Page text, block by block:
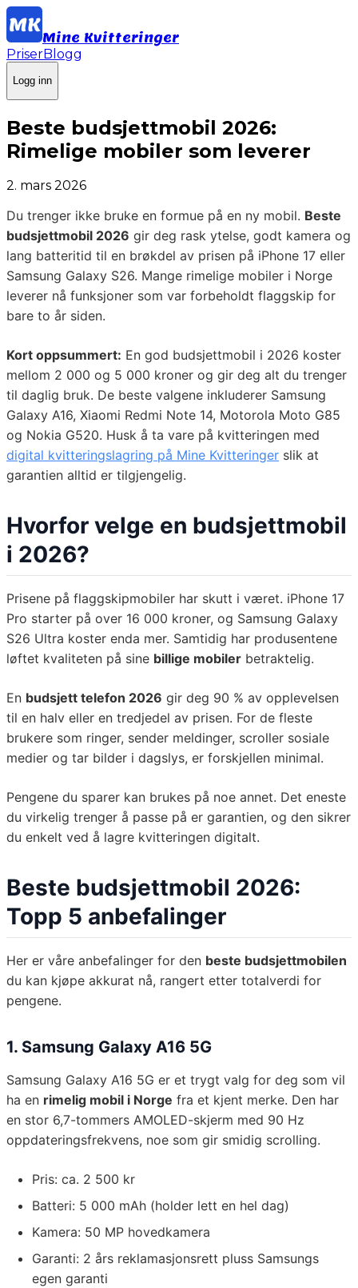
Mine Kvitteringer
PriserBlogg
Logg inn
Beste budsjettmobil 2026:
Rimelige mobiler som leverer
2. mars 2026
Du trenger ikke bruke en formue på en ny mobil. Beste
budsjettmobil 2026 gir deg rask ytelse, godt kamera og
lang batteritid til en brøkdel av prisen på iPhone 17 eller
Samsung Galaxy S26. Mange rimelige mobiler i Norge
leverer nå funksjoner som var forbeholdt flaggskip for
bare to år siden.
Kort oppsummert: En god budsjettmobil i 2026 koster
mellom 2 000 og 5 000 kroner og gir deg alt du trenger
til daglig bruk. De beste valgene inkluderer Samsung
Galaxy A16, Xiaomi Redmi Note 14, Motorola Moto G85
og Nokia G520. Husk å ta vare på kvitteringen med
digital kvitteringslagring på Mine Kvitteringer slik at
garantien alltid er tilgjengelig.
Hvorfor velge en budsjettmobil
i 2026?
Prisene på flaggskipmobiler har skutt i været. iPhone 17
Pro starter på over 16 000 kroner, og Samsung Galaxy
S26 Ultra koster enda mer. Samtidig har produsentene
løftet kvaliteten på sine billige mobiler betraktelig.
En budsjett telefon 2026 gir deg 90 % av opplevelsen
til en halv eller en tredjedel av prisen. For de fleste
brukere som ringer, sender meldinger, scroller sosiale
medier og tar bilder i dagslys, er forskjellen minimal.
Pengene du sparer kan brukes på noe annet. Det eneste
du virkelig trenger å passe på er garantien, og den sikrer
du enkelt ved å lagre kvitteringen digitalt.
Beste budsjettmobil 2026:
Topp 5 anbefalinger
Her er våre anbefalinger for den beste budsjettmobilen
du kan kjøpe akkurat nå, rangert etter totalverdi for
pengene.
1. Samsung Galaxy A16 5G
Samsung Galaxy A16 5G er et trygt valg for deg som vil
ha en rimelig mobil i Norge fra et kjent merke. Den har
en stor 6,7-tommers AMOLED-skjerm med 90 Hz
oppdateringsfrekvens, noe som gir smidig scrolling.
Pris: ca. 2 500 kr
Batteri: 5 000 mAh (holder lett en hel dag)
Kamera: 50 MP hovedkamera
Garanti: 2 års reklamasjonsrett pluss Samsungs
egen garanti